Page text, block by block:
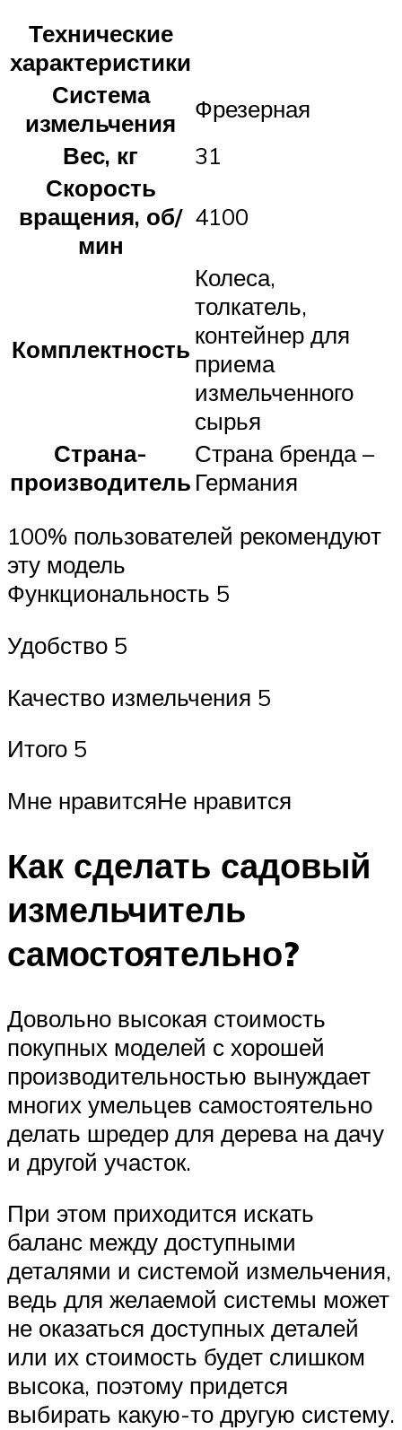
Технические
характеристики
Система
измельчения
Фрезерная
Вес, кг
31
Скорость
вращения, об/
мин
4100
Комплектность
Колеса,
толкатель,
контейнер для
приема
измельченного
сырья
Страна-
производитель
Страна бренда –
Германия
100% пользователей рекомендуют
эту модель
Функциональность 5
Удобство 5
Качество измельчения 5
Итого 5
Мне нравитсяНе нравится
Как сделать садовый
измельчитель
самостоятельно?
Довольно высокая стоимость
покупных моделей с хорошей
производительностью вынуждает
многих умельцев самостоятельно
делать шредер для дерева на дачу
и другой участок.
При этом приходится искать
баланс между доступными
деталями и системой измельчения,
ведь для желаемой системы может
не оказаться доступных деталей
или их стоимость будет слишком
высока, поэтому придется
выбирать какую-то другую систему.